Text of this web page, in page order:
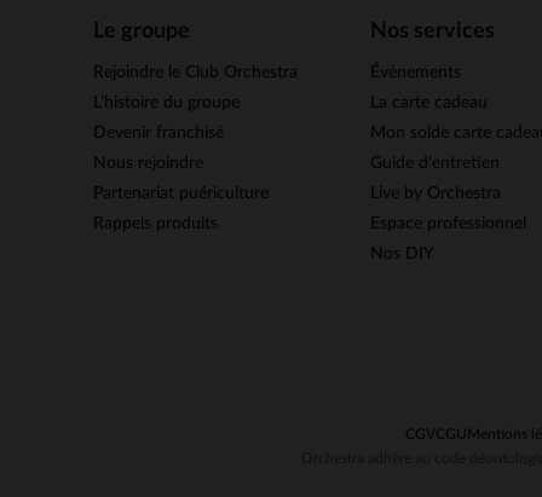
Le groupe
Rejoindre le Club Orchestra
L’histoire du groupe
Devenir franchisé
Nous rejoindre
Partenariat puériculture
Rappels produits
Nos services
Évènements
La carte cadeau
Mon solde carte
Guide d'entretien
Live by Orchestra
Espace professionnel
Nos DIY
CGVCGU Mentions